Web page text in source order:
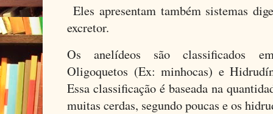
Eles apresentam também sistemas
excretor.
Os anelídeos são classificados
Oligoquetos (Ex: minhocas) e
Essa classificação é baseada na
muitas cerdas, segundo poucas e os